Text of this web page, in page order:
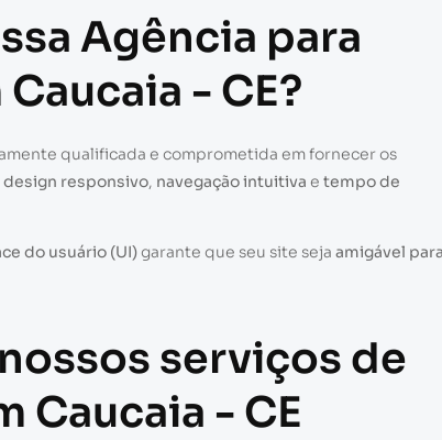
Agência para
- CE?
qualificada e comprometida em fornecer os
design responsivo, navegação intuitiva e tempo de
do usuário (UI)garante que seu site seja amigável
serviços de
Caucaia - CE